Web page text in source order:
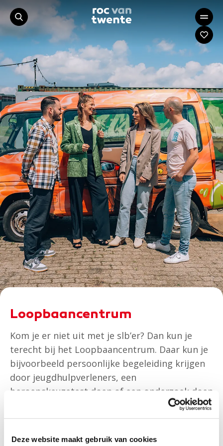
Deze website maakt gebruik van cookies
Loopbaancentrum
Kom je er niet uit met je slb’er? Dan kun je
terecht bij het Loopbaancentrum. Daar kun je
bijvoorbeeld persoonlijke begeleiding krijgen
door jeugdhulpverleners, een
beroepskeuzetest doen of een onderzoek doen
naar wat je allemaal goed kunt en waar je
beter in moet worden, of een